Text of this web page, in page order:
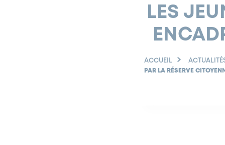
LES
ACCUEIL
PAR LA RÉSERVE